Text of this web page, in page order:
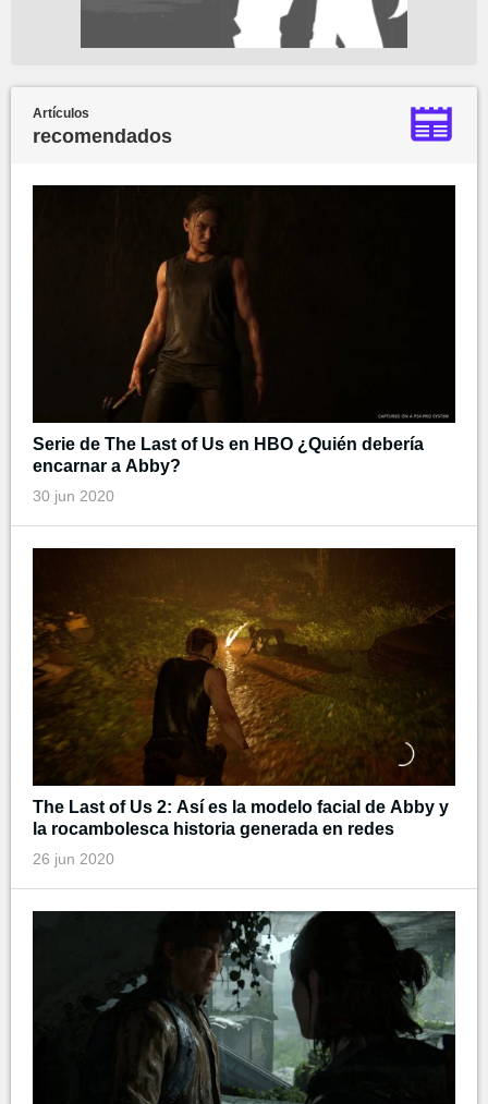
Artículos
recomendados
Serie de The Last of Us en HBO ¿Quién debería
encarnar a Abby?
30 jun 2020
The Last of Us 2: Así es la modelo facial de Abby y
la rocambolesca historia generada en redes
26 jun 2020